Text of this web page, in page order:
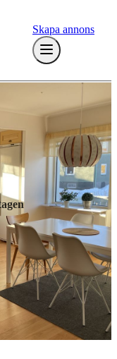
Skapa annons